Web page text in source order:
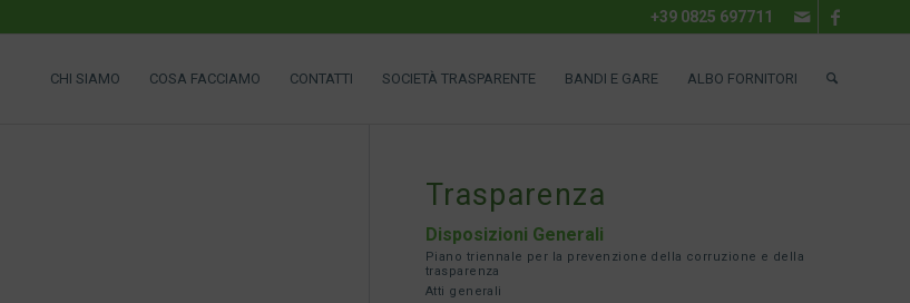
+39 0825 697711
CHI SIAMO COSA FACCIAMO CONTATTI SOCIETÀ TRASPARENTE BANDI E GARE ALBO FORNITORI
Trasparenza
Disposizioni Generali
Piano triennale per la prevenzione della corruzione e della
trasparenza
Atti generali